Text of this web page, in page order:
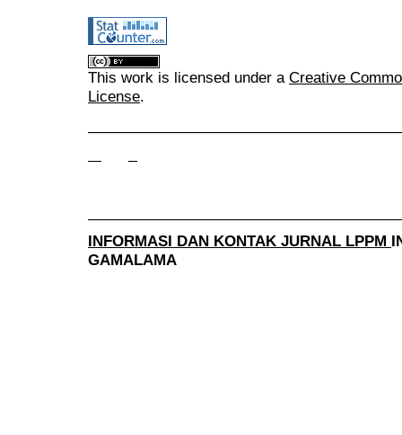
This work is licensed under a Creative
License.
INFORMASI DAN KONTAK JURNAL LPPM
GAMALAMA